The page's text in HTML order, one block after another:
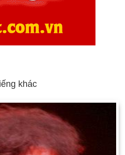
Wilson.
Mussolini nắm quyền kiểm soát
lược Hy Lạp trong Thế chiến
cứ tên lửa của Liên Xô ở Cuba.
khác